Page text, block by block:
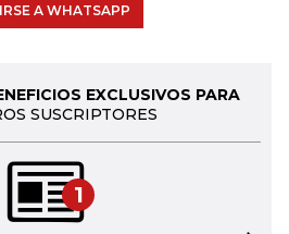
A WHATSAPP
EXCLUSIVOS PARA
SUSCRIPTORES
1